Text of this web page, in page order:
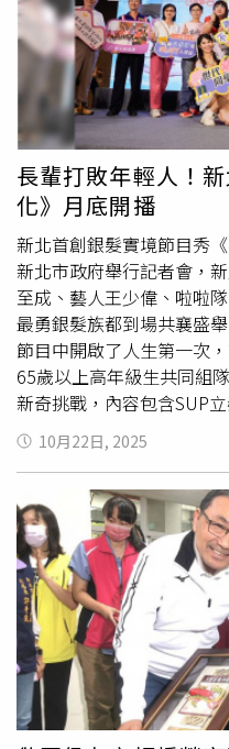
麼用力」，才不會因逞強
早睡早起、多做靜態調養
心在靜裡重生。●生肖羊
本性柔順、心思細膩的屬
容易出現「舊疾重現」的
睡眠及女性荷爾蒙相關的
而是身體長期的積累在氣
人陷入身心交互影響的狀
振，或因勞累過度引起失
要避免過度憂慮與情感牽
能以「心靜養身」為主軸
使天月星的陰氣化為修養
鼠天月星在2025年重陽節
即顯現於身體，而是潛伏
多，受天月星影響，容易
之中。這顆星使人對環境
受傷，長此以往會影響睡
有具體的病變，但會有「
忙，身體太累。屬鼠者若
讓自己遠離壓力源、多親
天月星化為「自省與靜養
治療，而在平衡。◎民俗
長輩打敗年輕人！
化》月底開播
新北首創銀髮實境節目秀
新北市政府舉行記者會，
至成、藝人王少偉、啦啦
最勇銀髮族都到場共襄盛
節目中開啟了人生第一次
65歲以上高年級生共同組
新奇挑戰，內容包含SUP
連年輕人都未必敢嘗試的
「跔落去爬袂起來」的刻
舌的體能與堅持讓人甘拜
最健康樂活的一面。新北
活、健康是新北銀髮服務
外，近年也持續拓展社區
課程，讓長者能接觸不同
望透過明年敬老愛心卡加
補助至600點，鼓勵長輩
的城市，用美景、美食活
出走動。（圖／新北市政
10月22日, 2025